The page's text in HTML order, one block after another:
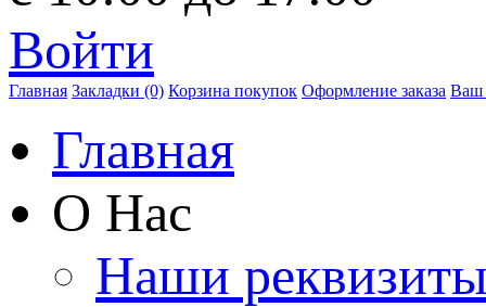
Войти
Главная Закладки (0) Корзина покупок Оформление заказа Ваш
Главная
О Нас
Наши